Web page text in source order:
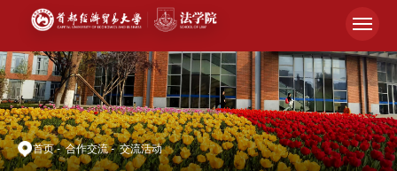
首页- 合作交流- 交流活动